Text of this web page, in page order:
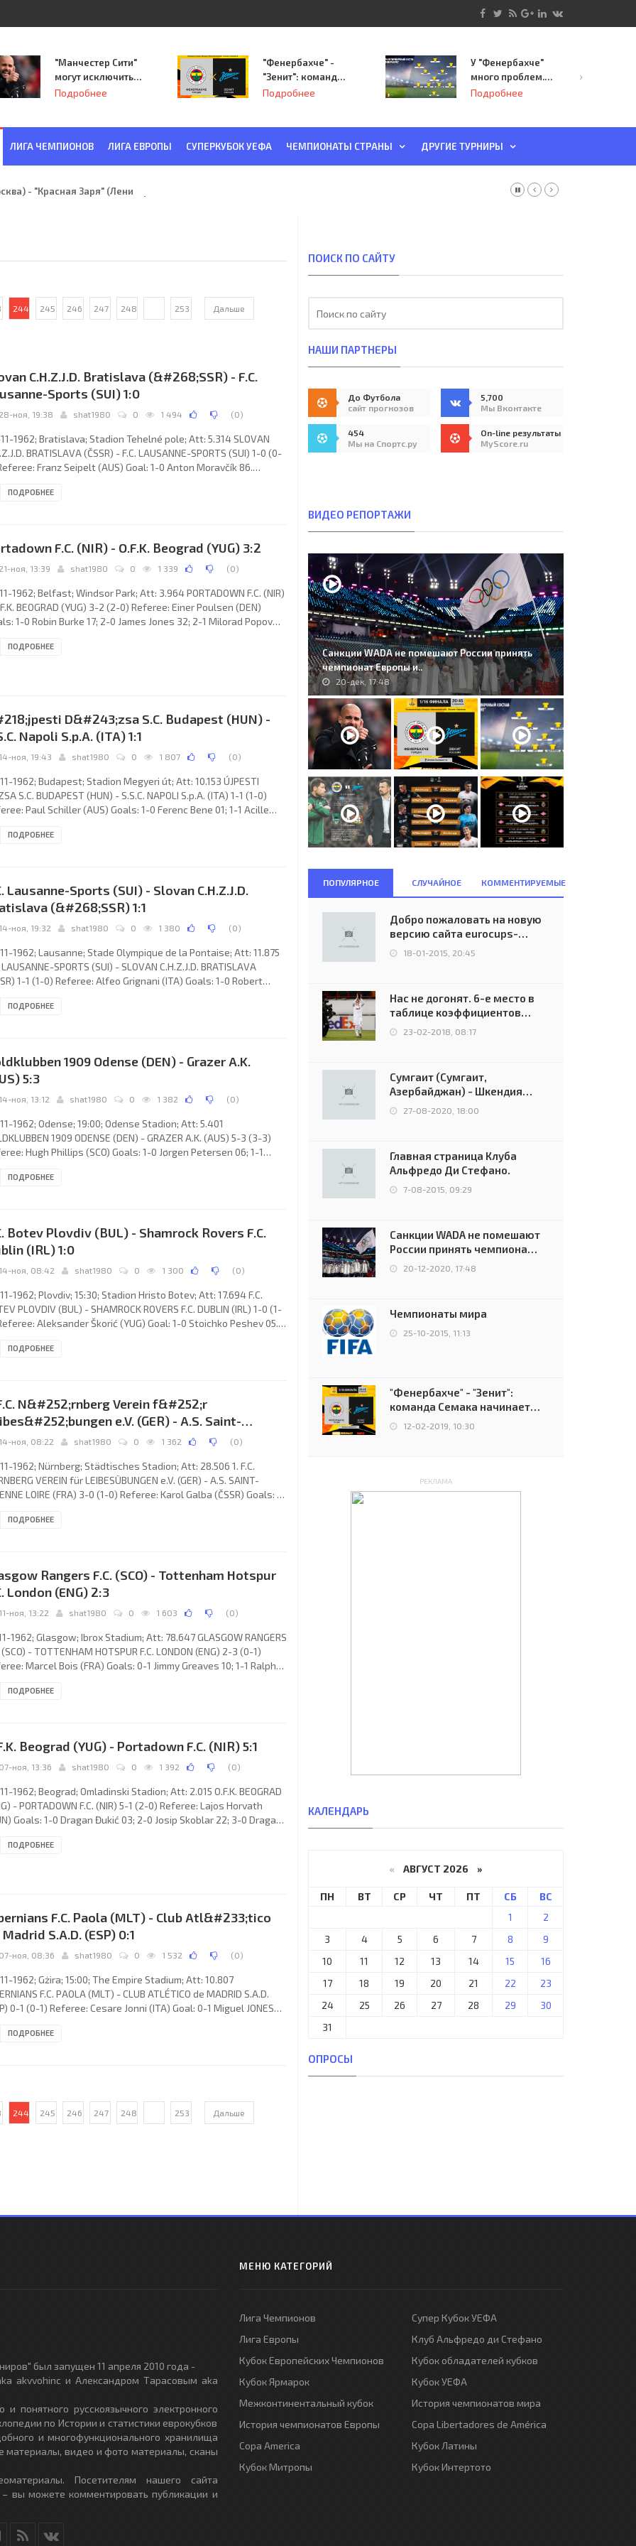
"Манчестер Сити"
могут исключить
из Лиги
Подробнее
"Фенербахче" -
"Зенит": команда
Семака начинает
Подробнее
У "Фенербахче"
много проблем.
Но он опасен для
Подробнее
ЛИГА ЧЕМПИОНОВ ЛИГА ЕВРОПЫ СУПЕРКУБОК УЕФА ЧЕМПИОНАТЫ СТРАНЫ ДРУГИЕ ТУРНИРЫ
- "Красная Заря" (Ленинград) 6:2
244 245 246 247 248 253 Дальше
C.H.Z.J.D. Bratislava (&#268;SSR) - F.C.
Sports (SUI) 1:0
28-ноя, 19:38 shat1980 0 1 494 (0)
1962; Bratislava; Stadion Tehelné pole; Att: 5.314 SLOVAN
BRATISLAVA (ČSSR) - F.C. LAUSANNE-SPORTS (SUI) 1-0 (0-
Franz Seipelt (AUS) Goal: 1-0 Anton Moravčík 86.
Anton Urban, Ján Šlosariak, Jozef Vengloš, Štefan Kral,
ПОДРОБНЕЕ
F.C. (NIR) - O.F.K. Beograd (YUG) 3:2
21-ноя, 13:39 shat1980 0 1 339 (0)
1962; Belfast; Windsor Park; Att: 3.964 PORTADOWN F.C. (NIR)
BEOGRAD (YUG) 3-2 (2-0) Referee: Einer Poulsen (DEN)
1-0 Robin Burke 17; 2-0 James Jones 32; 2-1 Milorad Popov
Scotland “Gibby” MacKenzie): Frank Connor, Robin Burke,
ПОДРОБНЕЕ
D&#243;zsa S.C. Budapest (HUN) -
Napoli S.p.A. (ITA) 1:1
14-ноя, 19:43 shat1980 0 1 807 (0)
1962; Budapest; Stadion Megyeri út; Att: 10.153 ÚJPESTI
S.C. BUDAPEST (HUN) - S.S.C. NAPOLI S.p.A. (ITA) 1-1 (1-0)
Paul Schiller (AUS) Goals: 1-0 Ferenc Bene 01; 1-1 Acille
Káposzta, Pál Várhidi, Kálmán Sóvári, Ernő Solymosi, József
ПОДРОБНЕЕ
Lausanne-Sports (SUI) - Slovan C.H.Z.J.D.
(&#268;SSR) 1:1
14-ноя, 19:32 shat1980 0 1 380 (0)
1962; Lausanne; Stade Olympique de la Pontaise; Att: 11.875
LAUSANNE-SPORTS (SUI) - SLOVAN C.H.Z.J.D. BRATISLAVA
1-1 (1-0) Referee: Alfeo Grignani (ITA) Goals: 1-0 Robert
Luciano): René Künzi, André Grobéty, Ely Tacchella, Kurt
ПОДРОБНЕЕ
1909 Odense (DEN) - Grazer A.K.
5:3
14-ноя, 13:12 shat1980 0 1 382 (0)
1962; Odense; 19:00; Odense Stadion; Att: 5.401
1909 ODENSE (DEN) - GRAZER A.K. (AUS) 5-3 (3-3)
Hugh Phillips (SCO) Goals: 1-0 Jørgen Petersen 06; 1-1
Walter Loske 39; 3-3 Hermann Stessl 42; 4-3 Jørgen Petersen
ПОДРОБНЕЕ
Botev Plovdiv (BUL) - Shamrock Rovers F.C.
(IRL) 1:0
14-ноя, 08:42 shat1980 0 1 300 (0)
1962; Plovdiv; 15:30; Stadion Hristo Botev; Att: 17.694 F.C.
PLOVDIV (BUL) - SHAMROCK ROVERS F.C. DUBLIN (IRL) 1-0 (1-
Aleksander Škorić (YUG) Goal: 1-0 Stoichko Peshev 05.
Georgi Chakarov, Viden Apostolov, Georgi Razloiski,
ПОДРОБНЕЕ
N&#252;rnberg Verein f&#252;r
e.V. (GER) - A.S. Saint-
Loire (FRA) 3:0
14-ноя, 08:22 shat1980 0 1 362 (0)
1962; Nürnberg; Städtisches Stadion; Att: 28.506 1. F.C.
VEREIN für LEIBESÜBUNGEN e.V. (GER) - A.S. SAINT-
LOIRE (FRA) 3-0 (1-0) Referee: Karol Galba (ČSSR) Goals: 1-
(coach: Herbert Widmayer): Roland Wabra, Horst
ПОДРОБНЕЕ
Rangers F.C. (SCO) - Tottenham Hotspur
London (ENG) 2:3
11-ноя, 13:22 shat1980 0 1 603 (0)
1962; Glasgow; Ibrox Stadium; Att: 78.647 GLASGOW RANGERS
(SCO) - TOTTENHAM HOTSPUR F.C. LONDON (ENG) 2-3 (0-1)
Marcel Bois (FRA) Goals: 0-1 Jimmy Greaves 10; 1-1 Ralph
87. GLASGOW RANGERS F.C. (coach: James Scotland Symon):
ПОДРОБНЕЕ
Beograd (YUG) - Portadown F.C. (NIR) 5:1
07-ноя, 13:36 shat1980 0 1 392 (0)
1962; Beograd; Omladinski Stadion; Att: 2.015 O.F.K. BEOGRAD
- PORTADOWN F.C. (NIR) 5-1 (2-0) Referee: Lajos Horvath
Goals: 1-0 Dragan Đukić 03; 2-0 Josip Skoblar 22; 3-0 Dragan
78. O.F.K. (coach: Milovan Ćirić): Slobodan Veljković, Miroslav
ПОДРОБНЕЕ
F.C. Paola (MLT) - Club Atl&#233;tico
S.A.D. (ESP) 0:1
07-ноя, 08:36 shat1980 0 1 532 (0)
1962; Gżira; 15:00; The Empire Stadium; Att: 10.807
F.C. PAOLA (MLT) - CLUB ATLÉTICO de MADRID S.A.D.
0-1 (0-1) Referee: Cesare Jonni (ITA) Goal: 0-1 Miguel JONES
Privitera, Edward Gatt, Joseph Attard, Emanuel Attard, Louis
ПОДРОБНЕЕ
244 245 246 247 248 253 Дальше
ПОИСК ПО САЙТУ
НАШИ ПАРТНЕРЫ
До Футбола
сайт прогнозов
5,700
Мы Вконтакте
454
Мы на Спортс.ру
On-line результаты
MyScore.ru
ВИДЕО РЕПОРТАЖИ
Санкции WADA не помешают России принять
чемпионат Европы и..
20-дек, 17:48
ПОПУЛЯРНОЕ СЛУЧАЙНОЕ КОММЕНТИРУЕМЫЕ
Добро пожаловать на новую
версию сайта eurocups-
uefa.ru
18-01-2015, 20:45
Нас не догонят. 6-е место в
таблице коэффициентов
УЕФА остаётся за Россией
23-02-2018, 08:17
Сумгаит (Сумгаит,
Азербайджан) - Шкендия
(Тетово, Северная
Македония) - 0:2 (0:0)
27-08-2020, 18:00
Главная страница Клуба
Альфредо Ди Стефано.
7-08-2015, 09:29
Санкции WADA не помешают
России принять чемпионат
Европы и финал Лиги
чемпионов.
20-12-2020, 17:48
Чемпионаты мира
25-10-2015, 11:13
"Фенербахче" - "Зенит":
команда Семака начинает
путь в плей-офф Лиги
12-02-2019, 10:30
РЕКЛАМА
КАЛЕНДАРЬ
« АВГУСТ 2026 »
ПН ВТ СР ЧТ ПТ СБ
ВС
1
2
3
4 5 6 7 8
9
10
11 12 13 14 15
16
17
18 19 20 21 22
23
24
25 26 27 28 29
30
31
ОПРОСЫ
был запущен 11 апреля 2010 года -
akvvohinc и Александром Тарасовым aka
понятного русскоязычного электронного
по Истории и статистики еврокубков
и многофункционального хранилища
материалы, видео и фото материалы, сканы
Посетителям нашего сайта
вы можете комментировать публикации и
МЕНЮ КАТЕГОРИЙ
Лига Чемпионов
Лига Европы
Кубок Европейских Чемпионов
Кубок Ярмарок
Межконтинентальный кубок
История чемпионатов Европы
Copa America
Кубок Митропы
Супер Кубок УЕФА
Клуб Альфредо ди Стефано
Кубок обладателей кубков
Кубок УЕФА
История чемпионатов мира
Copa Libertadores de América
Кубок Латины
Кубок Интертото